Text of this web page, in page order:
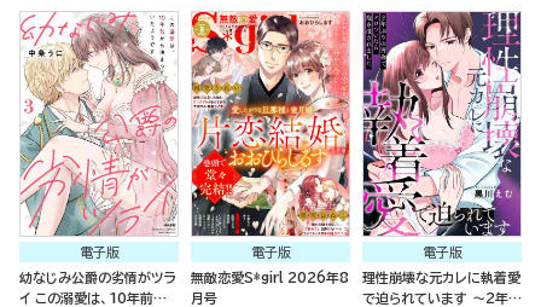
電子版
幼なじみ公爵の劣情がツラ
イ この溺愛は、10年前から
電子版
無敵恋愛S*girl 2026年8
月号
電子版
理性崩壊な元カレに執着愛
で迫られています ～2年ぶ